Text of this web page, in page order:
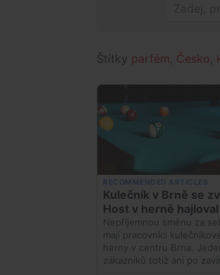
Štítky parfém Česko